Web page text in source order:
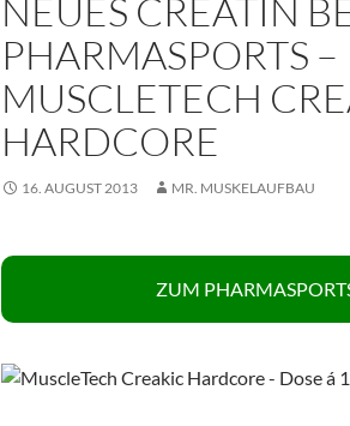
NEUES CREATIN
PHARMASPORTS –
MUSCLETECH
HARDCORE
16. AUGUST 2013 MR. MUSKELAUFBAU
ZUM